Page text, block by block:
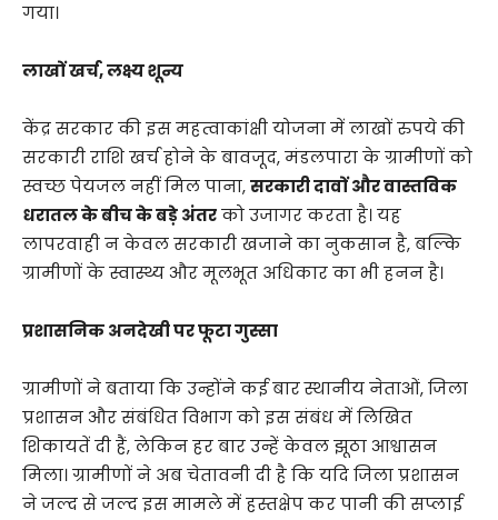
गया।
लाखों खर्च, लक्ष्य शून्य
​केंद्र सरकार की इस महत्वाकांक्षी योजना में लाखों रुपये की
सरकारी राशि खर्च होने के बावजूद, मंडलपारा के ग्रामीणों को
स्वच्छ पेयजल नहीं मिल पाना,सरकारी दावों और वास्तविक
धरातल के बीच के बड़े अंतरको उजागर करता है। यह
लापरवाही न केवल सरकारी खजाने का नुकसान है, बल्कि
ग्रामीणों के स्वास्थ्य और मूलभूत अधिकार का भी हनन है।
प्रशासनिक अनदेखी पर फूटा गुस्सा
​ग्रामीणों ने बताया कि उन्होंने कई बार स्थानीय नेताओं, जिला
प्रशासन और संबंधित विभाग को इस संबंध में लिखित
शिकायतें दी हैं, लेकिन हर बार उन्हें केवल झूठा आश्वासन
मिला। ग्रामीणों ने अब चेतावनी दी है कि यदि जिला प्रशासन
ने जल्द से जल्द इस मामले में हस्तक्षेप कर पानी की सप्लाई